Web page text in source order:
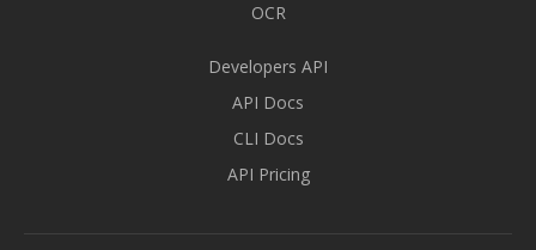
OCR
Developers API
API Docs
CLI Docs
API Pricing